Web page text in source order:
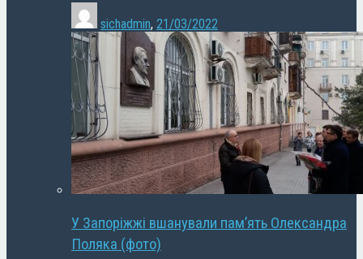
sichadmin, 21/03/2022
У Запоріжжі вшанували пам’ять Олександра
Поляка (фото)